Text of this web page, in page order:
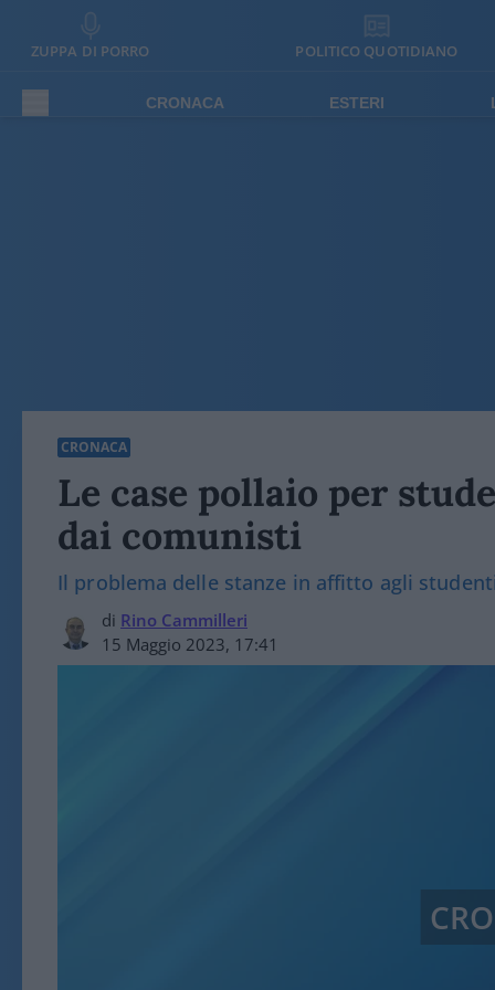
ZUPPA DI PORRO POLITICO QUOTIDIANO
CRONACA ESTERI
CRONACA
Le case pollaio per
dai comunisti
Il problema delle stanze in affitto agli
di Rino Cammilleri
15 Maggio 2023, 17:41